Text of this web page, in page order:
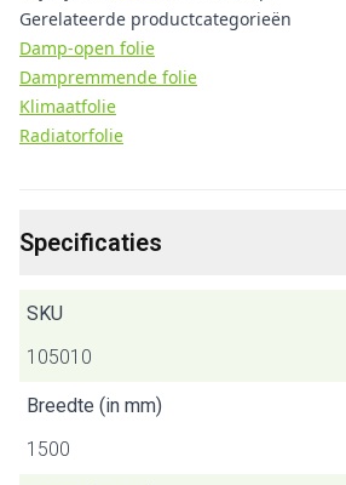
Gerelateerde productcategorieën
Damp-open folie
Dampremmende folie
Klimaatfolie
Radiatorfolie
Specificaties
SKU
105010
Breedte (in mm)
1500